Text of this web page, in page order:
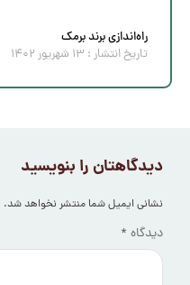
راه‌اندازی برند برمک
تاریخ انتشار : ۱۳ شهریور ۱۴۰۲
دیدگاهتان را بنویسید
نشانی ایمیل شما منتشر نخواهد شد.
دیدگاه *